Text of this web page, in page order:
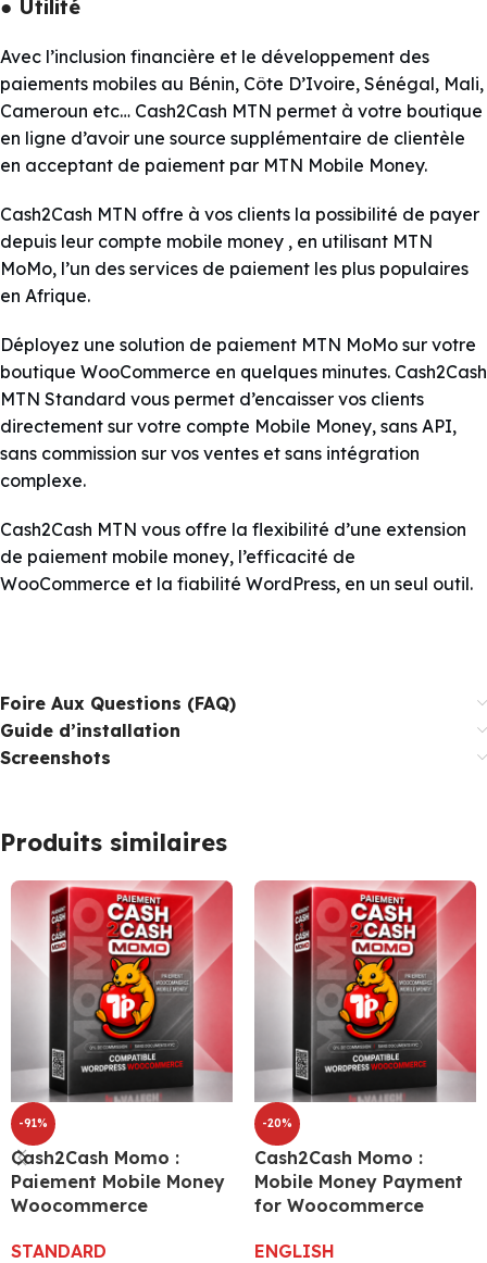
● Utilité
Avec l’inclusion financière et le développement des
paiements mobiles au Bénin, Côte D’Ivoire, Sénégal, Mali,
Cameroun etc… Cash2Cash MTN permet à votre boutique
en ligne d’avoir une source supplémentaire de clientèle
en acceptant de paiement par MTN Mobile Money.
Cash2Cash MTN offre à vos clients la possibilité de payer
depuis leur compte mobile money , en utilisant MTN
MoMo, l’un des services de paiement les plus populaires
en Afrique.
Déployez une solution de paiement MTN MoMo sur votre
boutique WooCommerce en quelques minutes. Cash2Cash
MTN Standard vous permet d’encaisser vos clients
directement sur votre compte Mobile Money, sans API,
sans commission sur vos ventes et sans intégration
complexe.
Cash2Cash MTN vous offre la flexibilité d’une extension
de paiement mobile money, l’efficacité de
WooCommerce et la fiabilité WordPress, en un seul outil.
Foire Aux Questions (FAQ)
Guide d’installation
Screenshots
Produits similaires
-91%
Cash2Cash Momo :
Paiement Mobile Money
Woocommerce
STANDARD
-20%
Cash2Cash Momo :
Mobile Money Payment
for Woocommerce
ENGLISH